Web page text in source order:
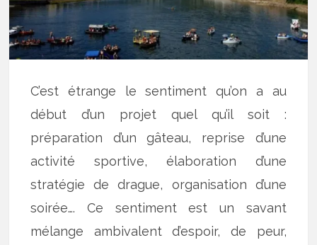
C’est étrange le sentiment qu’on a au
début d’un projet quel qu’il soit :
préparation d’un gâteau, reprise d’une
activité sportive, élaboration d’une
stratégie de drague, organisation d’une
soirée…. Ce sentiment est un savant
mélange ambivalent d’espoir, de peur,